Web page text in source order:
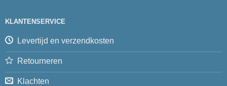
KLANTENSERVICE
Levertijd en verzendkosten
Retourneren
Klachten